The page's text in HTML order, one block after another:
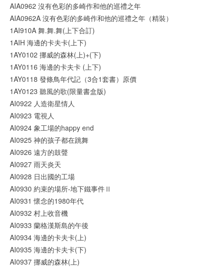
AIA0962 沒有色彩的多崎作和他的巡禮之年
AIA0962A 沒有色彩的多崎作和他的巡禮之年（精裝）
1AI910A 舞.舞.舞(上下合訂)
1AIH 海邊的卡夫卡(上下)
1AY0102 挪威的森林(上)+(下)
1AY0116 海邊的卡夫卡 (上下)
1AY0118 發條鳥年代記（3合1套書）原價
1AY0123 聽風的歌(限量書盒版)
AI0922 人造衛星情人
AI0923 電視人
AI0924 象工場的happy end
AI0925 神的孩子都在跳舞
AI0926 遠方的鼓聲
AI0927 雨天炎天
AI0928 日出國的工場
AI0930 約束的場所-地下鐵事件Ⅱ
AI0931 懷念的1980年代
AI0932 村上收音機
AI0933 蘭格漢斯島的午後
AI0934 海邊的卡夫卡(上)
AI0935 海邊的卡夫卡(下)
AI0937 挪威的森林(上)